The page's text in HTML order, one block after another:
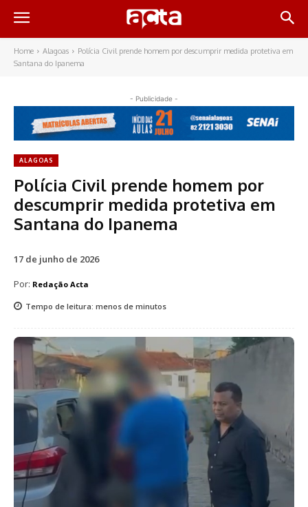
Home Alagoas
Polícia Civil prende homem por descumprir medida protetiva em
Santana do Ipanema
- Publicidade -
ALAGOAS
Polícia Civil prende homem por
descumprir medida protetiva em
Santana do Ipanema
17 de junho de 2026
Por: Redação Acta
Tempo de leitura: menos de minutos